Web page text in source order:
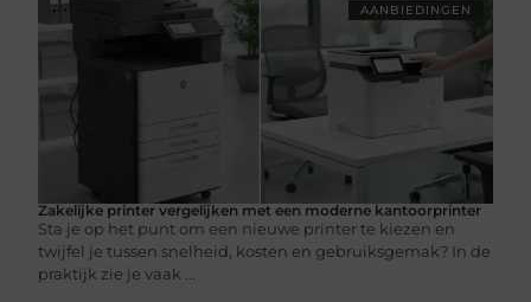
AANBIEDINGEN
Zakelijke printer vergelijken met een moderne kantoorprinter
Sta je op het punt om een nieuwe printer te kiezen en
twijfel je tussen snelheid, kosten en gebruiksgemak? In de
praktijk zie je vaak ...